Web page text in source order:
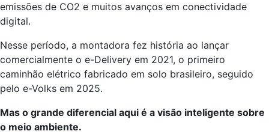
emissões de CO2 e muitos avanços em conectividade
digital.
Nesse período, a montadora fez história ao lançar
comercialmente o e-Delivery em 2021, o primeiro
caminhão elétrico fabricado em solo brasileiro, seguido
pelo e-Volks em 2025.
Mas o grande diferencial aqui é a visão inteligente sobre
o meio ambiente.